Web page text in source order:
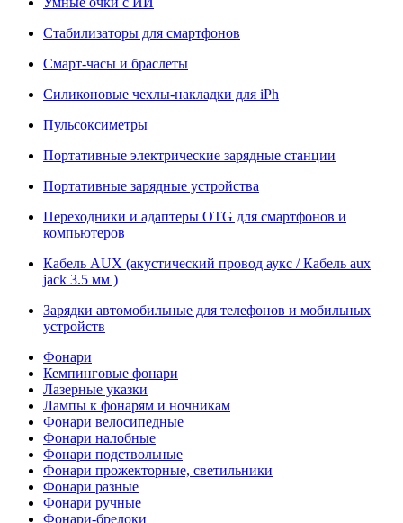
Стабилизаторы для смартфонов
Смарт-часы и браслеты
Силиконовые чехлы-накладки для iPh
Пульсоксиметры
Портативные электрические зарядные станции
Портативные зарядные устройства
Переходники и адаптеры OTG для смартфонов и
компьютеров
Кабель AUX (акустический провод аукс / Кабель aux
jack 3.5 мм )
Зарядки автомобильные для телефонов и мобильных
устройств
Фонари
Кемпинговые фонари
Лазерные указки
Лампы к фонарям и ночникам
Фонари велосипедные
Фонари налобные
Фонари подствольные
Фонари прожекторные, светильники
Фонари разные
Фонари ручные
Фонари-брелоки